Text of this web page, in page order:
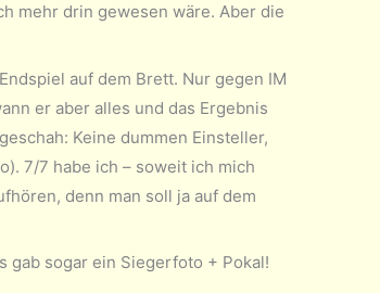
mehr drin gewesen wäre. Aber die
auf dem Brett. Nur gegen IM
er aber alles und das Ergebnis
Keine dummen Einsteller,
7/7 habe ich – soweit ich mich
denn man soll ja auf dem
gab sogar ein Siegerfoto + Pokal!